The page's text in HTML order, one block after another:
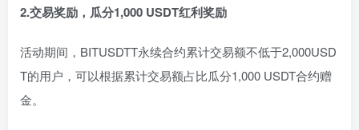
2.交易奖励，瓜分1,000 USDT红利奖励
活动期间，BITUSDTT永续合约累计交易额不低于2,000USD
T的用户，可以根据累计交易额占比瓜分1,000 USDT合约赠
金。